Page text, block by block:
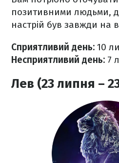
позитивними людьми,
настрій був завжди на
Сприятливий день: 10
Несприятливий день: 7
Лев (23 липня –